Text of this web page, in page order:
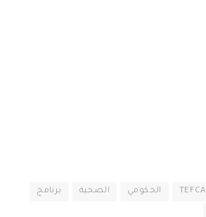
TEFCA الحكومي الصحية برنامج